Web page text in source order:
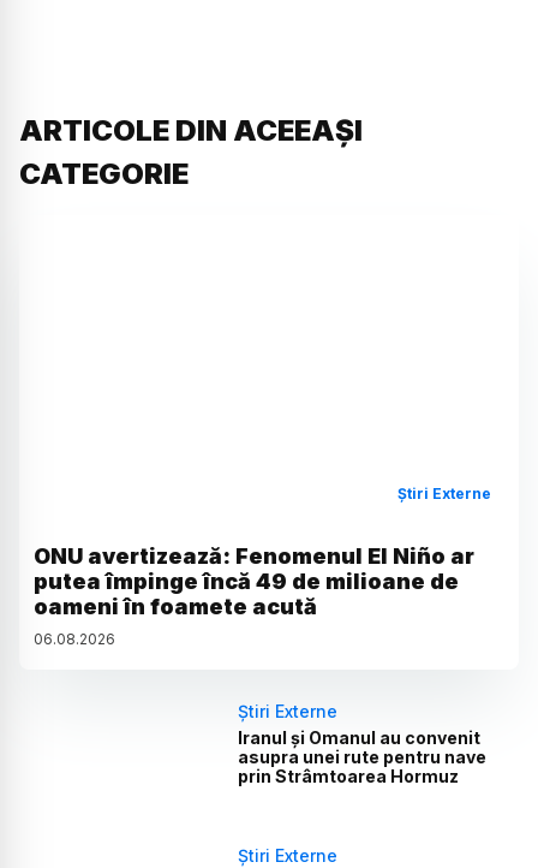
ARTICOLE DIN ACEEAȘI
CATEGORIE
Știri Externe
ONU avertizează: Fenomenul El Niño ar
putea împinge încă 49 de milioane de
oameni în foamete acută
06.08.2026
Știri Externe
Iranul și Omanul au convenit
asupra unei rute pentru nave
prin Strâmtoarea Hormuz
Știri Externe